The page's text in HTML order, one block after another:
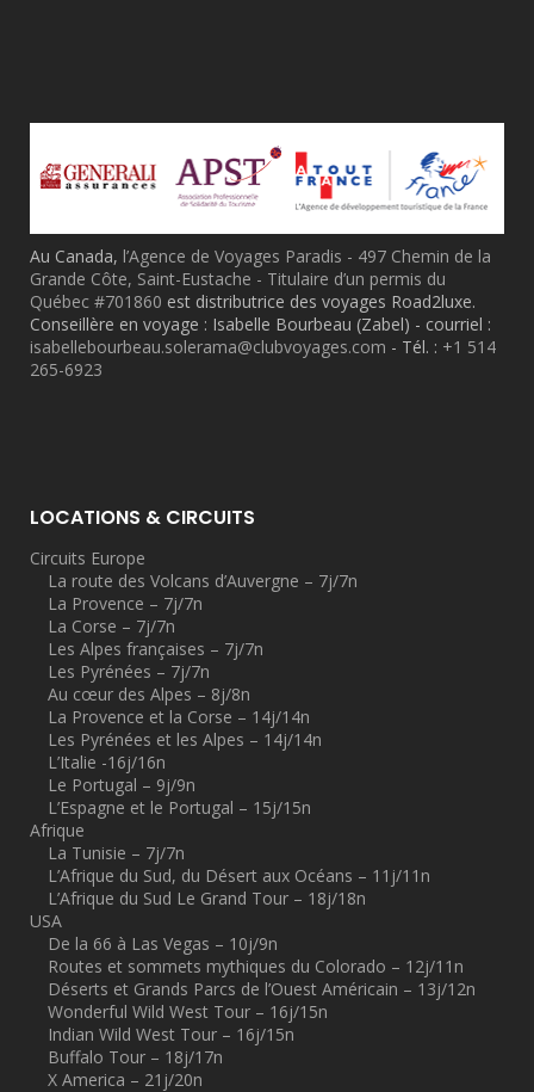
Au Canada, l’Agence de Voyages Paradis - 497 Chemin de la
Grande Côte, Saint-Eustache - Titulaire d’un permis du
Québec #701860 est distributrice des voyages Road2luxe.
Conseillère en voyage : Isabelle Bourbeau (Zabel) - courriel :
isabellebourbeau.solerama@clubvoyages.com - Tél. : +1 514
265-6923
LOCATIONS & CIRCUITS
Circuits Europe
La route des Volcans d’Auvergne – 7j/7n
La Provence – 7j/7n
La Corse – 7j/7n
Les Alpes françaises – 7j/7n
Les Pyrénées – 7j/7n
Au cœur des Alpes – 8j/8n
La Provence et la Corse – 14j/14n
Les Pyrénées et les Alpes – 14j/14n
L’Italie -16j/16n
Le Portugal – 9j/9n
L’Espagne et le Portugal – 15j/15n
Afrique
La Tunisie – 7j/7n
L’Afrique du Sud, du Désert aux Océans – 11j/11n
L’Afrique du Sud Le Grand Tour – 18j/18n
USA
De la 66 à Las Vegas – 10j/9n
Routes et sommets mythiques du Colorado – 12j/11n
Déserts et Grands Parcs de l’Ouest Américain – 13j/12n
Wonderful Wild West Tour – 16j/15n
Indian Wild West Tour – 16j/15n
Buffalo Tour – 18j/17n
X America – 21j/20n